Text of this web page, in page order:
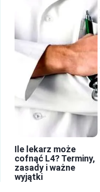
Ile lekarz może
cofnąć L4? Terminy,
zasady i ważne
wyjątki